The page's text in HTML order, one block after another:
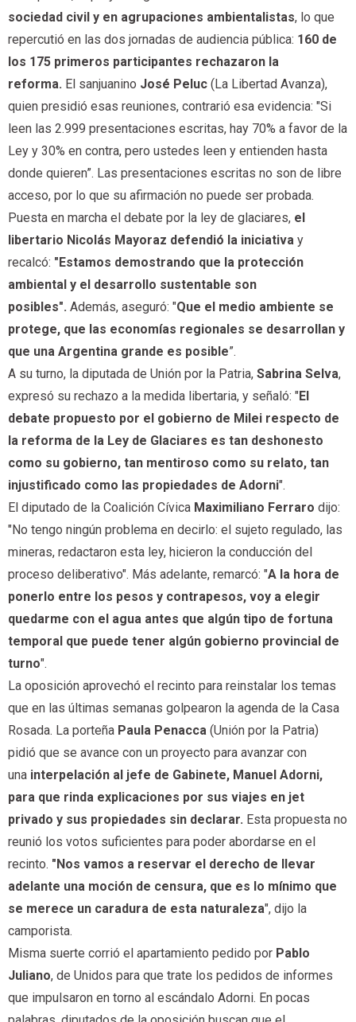
sociedad civil y en agrupaciones ambientalistas, lo que
repercutió en las dos jornadas de audiencia pública: 160 de
los 175 primeros participantes rechazaron la
reforma. El sanjuanino José Peluc (La Libertad Avanza),
quien presidió esas reuniones, contrarió esa evidencia: "Si
leen las 2.999 presentaciones escritas, hay 70% a favor de la
Ley y 30% en contra, pero ustedes leen y entienden hasta
donde quieren”. Las presentaciones escritas no son de libre
acceso, por lo que su afirmación no puede ser probada.
Puesta en marcha el debate por la ley de glaciares, el
libertario Nicolás Mayoraz defendió la iniciativa y
recalcó: "Estamos demostrando que la protección
ambiental y el desarrollo sustentable son
posibles". Además, aseguró: "Que el medio ambiente se
protege, que las economías regionales se desarrollan y
que una Argentina grande es posible”.
A su turno, la diputada de Unión por la Patria, Sabrina Selva,
expresó su rechazo a la medida libertaria, y señaló: "El
debate propuesto por el gobierno de Milei respecto de
la reforma de la Ley de Glaciares es tan deshonesto
como su gobierno, tan mentiroso como su relato, tan
injustificado como las propiedades de Adorni".
El diputado de la Coalición Cívica Maximiliano Ferraro dijo:
"No tengo ningún problema en decirlo: el sujeto regulado, las
mineras, redactaron esta ley, hicieron la conducción del
proceso deliberativo". Más adelante, remarcó: "A la hora de
ponerlo entre los pesos y contrapesos, voy a elegir
quedarme con el agua antes que algún tipo de fortuna
temporal que puede tener algún gobierno provincial de
turno".
La oposición aprovechó el recinto para reinstalar los temas
que en las últimas semanas golpearon la agenda de la Casa
Rosada. La porteña Paula Penacca (Unión por la Patria)
pidió que se avance con un proyecto para avanzar con
una interpelación al jefe de Gabinete, Manuel Adorni,
para que rinda explicaciones por sus viajes en jet
privado y sus propiedades sin declarar. Esta propuesta no
reunió los votos suficientes para poder abordarse en el
recinto. "Nos vamos a reservar el derecho de llevar
adelante una moción de censura, que es lo mínimo que
se merece un caradura de esta naturaleza", dijo la
camporista.
Misma suerte corrió el apartamiento pedido por Pablo
Juliano, de Unidos para que trate los pedidos de informes
que impulsaron en torno al escándalo Adorni. En pocas